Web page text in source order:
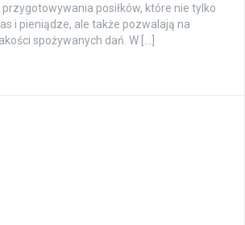
posiłków, które nie tylko
i pieniądze, ale także pozwalają na
spożywanych dań. W […]